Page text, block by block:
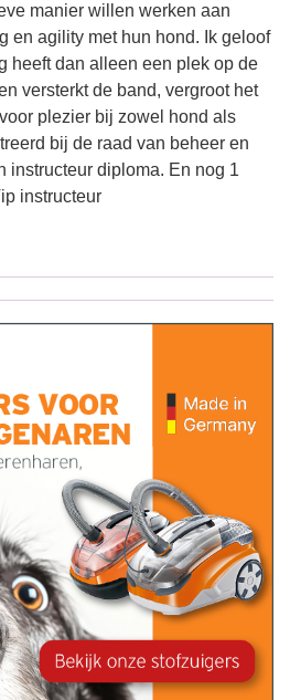
manier willen werken aan
en agility met hun hond. Ik geloof
heeft dan alleen een plek op de
versterkt de band, vergroot het
plezier bij zowel hond als
bij de raad van beheer en
instructeur diploma. En nog 1
instructeur